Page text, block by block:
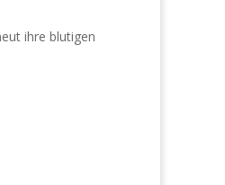
ihre blutigen